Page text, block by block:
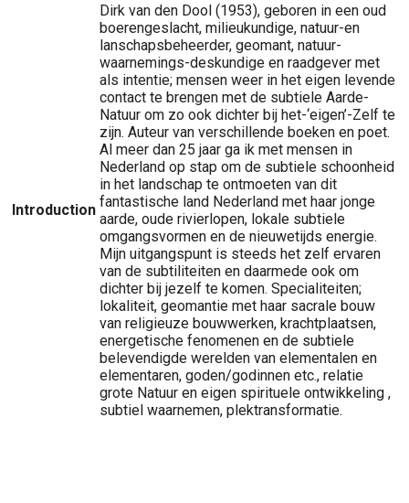
Introduction
Dirk van den Dool (1953), geboren in een oud
boerengeslacht, milieukundige, natuur-en
lanschapsbeheerder, geomant, natuur-
waarnemings-deskundige en raadgever met
als intentie; mensen weer in het eigen levende
contact te brengen met de subtiele Aarde-
Natuur om zo ook dichter bij het-‘eigen’-Zelf te
zijn. Auteur van verschillende boeken en poet.
Al meer dan 25 jaar ga ik met mensen in
Nederland op stap om de subtiele schoonheid
in het landschap te ontmoeten van dit
fantastische land Nederland met haar jonge
aarde, oude rivierlopen, lokale subtiele
omgangsvormen en de nieuwetijds energie.
Mijn uitgangspunt is steeds het zelf ervaren
van de subtiliteiten en daarmede ook om
dichter bij jezelf te komen. Specialiteiten;
lokaliteit, geomantie met haar sacrale bouw
van religieuze bouwwerken, krachtplaatsen,
energetische fenomenen en de subtiele
belevendigde werelden van elementalen en
elementaren, goden/godinnen etc., relatie
grote Natuur en eigen spirituele ontwikkeling ,
subtiel waarnemen, plektransformatie.